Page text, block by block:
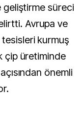
geliştirme süreci
Avrupa ve
kurmuş
çip üretiminde
önemli